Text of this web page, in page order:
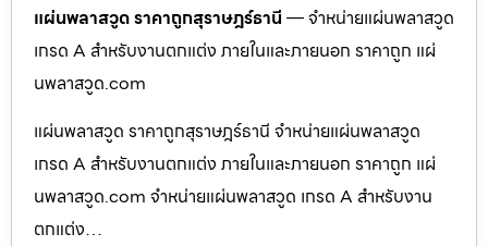
แผ่นพลาสวูด ราคาถูกสุราษฎร์ธานี — จำหน่ายแผ่นพลาสวูด
เกรด A สำหรับงานตกแต่ง ภายในและภายนอก ราคาถูก แผ่
นพลาสวูด.com
แผ่นพลาสวูด ราคาถูกสุราษฎร์ธานี จำหน่ายแผ่นพลาสวูด
เกรด A สำหรับงานตกแต่ง ภายในและภายนอก ราคาถูก แผ่
นพลาสวูด.com จำหน่ายแผ่นพลาสวูด เกรด A สำหรับงาน
ตกแต่ง…